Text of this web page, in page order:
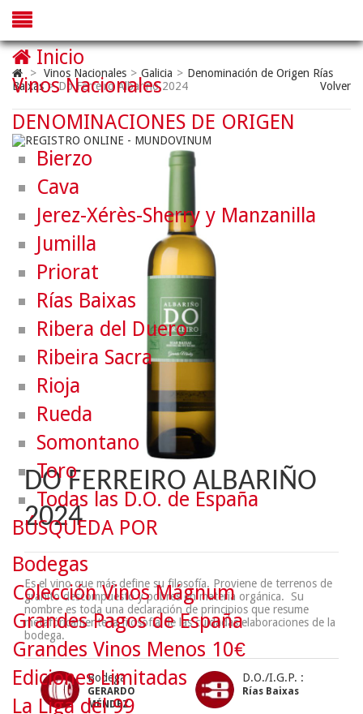
> Vinos Nacionales > Galicia > Denominación de Origen Rías
Baixas > Do Ferreiro Albariño 2024 Volver
DO FERREIRO ALBARIÑO
2024
Es el vino que más define su filosofía. Proviene de terrenos de
granito descompuesto y pobres en materia orgánica. Su
nombre es toda una declaración de principios que resume
metafóricamente la filosofía de las cuidadas elaboraciones de la
bodega.
Bodega :
GERARDO
MÉNDEZ
D.O./I.G.P. :
Rías Baixas
Inicio
Vinos Nacionales
DENOMINACIONES DE ORIGEN
Bierzo
Cava
Jerez-Xérès-Sherry y Manzanilla
Jumilla
Priorat
Rías Baixas
Ribera del Duero
Ribeira Sacra
Rioja
Rueda
Somontano
Toro
Todas las D.O. de España
BÚSQUEDA POR
Bodegas
Colección Vinos Mágnum
Grandes Pagos de España
Grandes Vinos Menos 10€
Ediciones Limitadas
La Liga del 99